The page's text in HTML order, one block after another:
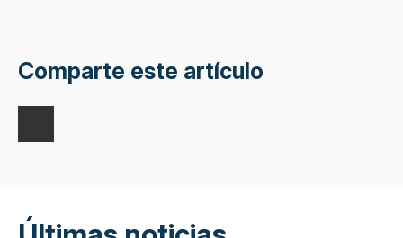
Comparte este artículo